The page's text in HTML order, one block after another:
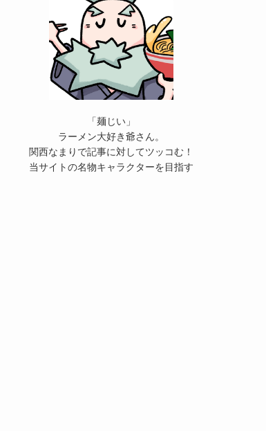
「麺じい」
ラーメン大好き爺さん。
関西なまりで記事に対してツッコむ！
当サイトの名物キャラクターを目指す